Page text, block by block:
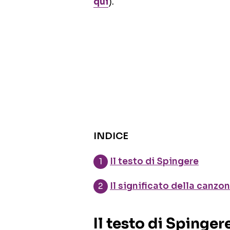
INDICE
Il testo di Spingere
Il significato della
Il testo di